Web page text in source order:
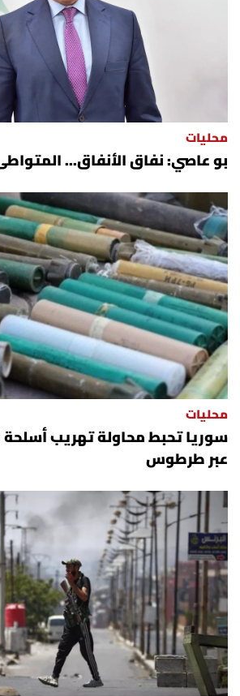
محليات
بو عاصي: نفاق الأنفاق...
محليات
سوريا تحبط محاولة تهريب أسلحة
عبر طرطوس